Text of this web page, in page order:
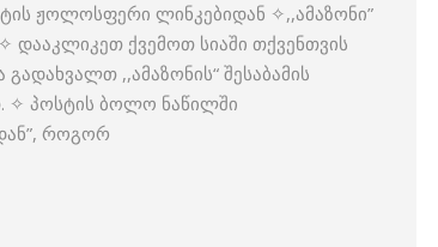
ჟოლოსფერი ლინკებიდან ✧,,ამაზონი”
დააკლიკეთ ქვემოთ სიაში თქვენთვის
,,ამაზონის“ შესაბამის
✧ პოსტის ბოლო ნაწილში
როგორ